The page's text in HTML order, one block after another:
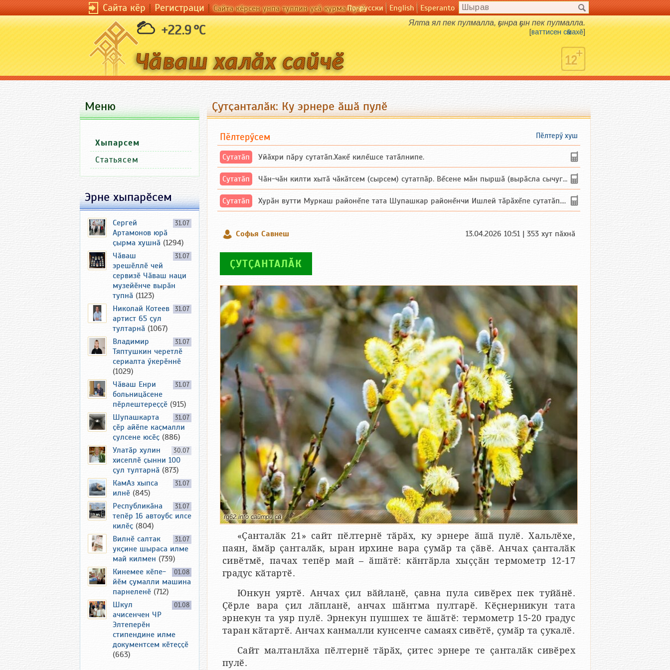
Сайта кӗр|Регистраци|Сайта кӗрсен унпа туллин усӑ курма пулӗПо-русски English Esperanto
+22.9 °C Ялта ял пек пулмалла, ҫынра ҫын пек пулмалла.
[ваттисен сӑмахӗ]
Ҫутҫанталӑк: Ку эрнере ӑшӑ пулӗ
Пӗлтерӳ хуш
Пӗлтерӳсем
Сутатӑп Уйăхри пăру сутатăп.Хакĕ килĕшсе татăлнипе.
Сутатӑп Чăн-чăн килти хытă чăкăтсем (сырсем) сутатпăр. Вĕсене мăн пыршă (вырăсла сычуг) ...
Сутатӑп Хурăн вутти Муркаш районĕпе тата Шупашкар районĕнчи Ишлей тăрăхĕпе сутатăп. Ха...
Софья Савнеш 13.04.2026 10:51 | 353 хут пӑхнӑ
ҪУТҪАНТАЛӐК
rg62.info сайтри сӑн
«Ҫанталӑк 21» сайт пӗлтернӗ тӑрӑх, ку эрнере ӑшӑ пулӗ. Хальлӗхе,
паян, ӑмӑр ҫанталӑк, ыран ирхине вара ҫумӑр та ҫӑвӗ. Анчах ҫанталӑк
сивӗтмӗ, пачах тепӗр май – ӑшӑтӗ: кӑнтӑрла хыҫҫӑн термометр 12-17
градус кӑтартӗ.
Юнкун уяртӗ. Анчах ҫил вӑйланӗ, ҫавна пула сивӗрех пек туйӑнӗ.
Ҫӗрле вара ҫил лӑпланӗ, анчах шӑнтма пултарӗ. Кӗҫнерникун тата
эрнекун та уяр пулӗ. Эрнекун пушшех те ӑшӑтӗ: термометр 15-20 градус
таран кӑтартӗ. Анчах канмалли кунсенче самаях сивӗтӗ, ҫумӑр та ҫукалӗ.
Сайт малтанлӑха пӗлтернӗ тӑрӑх, ҫитес эрнере те ҫанталӑк сивӗрех
пулӗ.
Меню
Хыпарсем
Статьясем
Эрне хыпарӗсем
31.07
Сергей
Артамонов юрӑ
ҫырма хушнӑ (1294)
31.07
Чӑваш
эрешӗллӗ чей
сервизӗ Чӑваш наци
музейӗнче вырӑн
тупнӑ (1123)
31.07
Николай Котеев
артист 65 ҫул
тултарнӑ (1067)
31.07
Владимир
Тяптушкин черетлӗ
сериалта ӳкерӗннӗ
(1029)
31.07
Чӑваш Енри
больницӑсене
пӗрлештереҫҫӗ (915)
31.07
Шупашкарта
ҫӗр айӗпе каҫмалли
ҫулсене юсӗҫ (886)
30.07
Улатӑр хулин
хисеплӗ ҫынни 100
ҫул тултарнӑ (873)
31.07
КамАз хыпса
илнӗ (845)
31.07
Республикӑна
тепӗр 16 автоубс илсе
килӗҫ (804)
31.07
Вилнӗ салтак
укҫине шыраса илме
май килмен (739)
01.08
Кинемее кӗпе-
йӗм ҫумалли машина
парнеленӗ (712)
01.08
Шкул
ачисенчен ЧР
Элтеперӗн
стипендине илме
документсем кӗтеҫҫӗ
(663)